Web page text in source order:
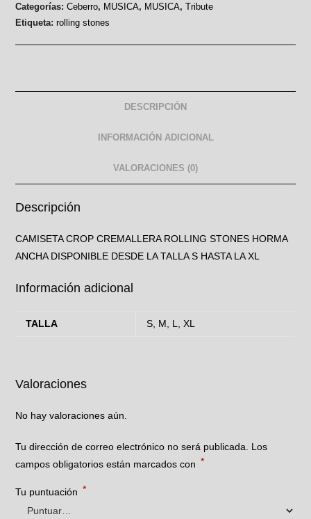
Categorías:Ceberro, MUSICA, MUSICA,Tribute
Etiqueta:rolling stones
DESCRIPCIÓN
INFORMACIÓN ADICIONAL
VALORACIONES (0)
Descripción
CAMISETA CROP CREMALLERA ROLLING STONES HORMA
ANCHA DISPONIBLE DESDE LA TALLA S HASTA LA XL
Información adicional
TALLA S, M, L, XL
Valoraciones
No hay valoraciones aún.
Tu dirección de correo electrónico no será publicada. Los
campos obligatorios están marcados con *
Tu puntuación *